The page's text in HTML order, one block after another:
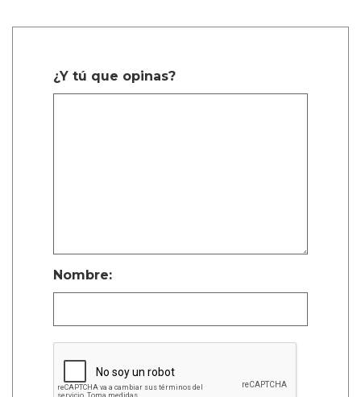
¿Y tú que opinas?
Nombre: